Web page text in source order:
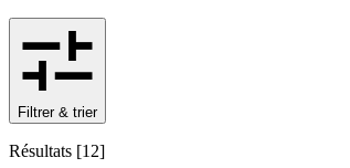
Filtrer & trier
Résultats [12]